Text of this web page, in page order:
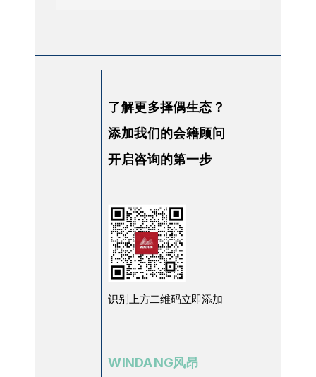
了解更多择偶生态？
添加我们的会籍顾问
开启咨询的第一步
识别上方二维码立即添加
WINDANG风昂